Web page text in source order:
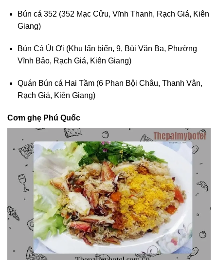
Bún cá 352 (352 Mạc Cửu, Vĩnh Thanh, Rạch Giá, Kiên
Giang)
Bún Cá Út Ơi (Khu lấn biển, 9, Bùi Văn Ba, Phường
Vĩnh Bảo, Rạch Giá, Kiên Giang)
Quán Bún cá Hai Tầm (6 Phan Bội Châu, Thanh Vân,
Rạch Giá, Kiên Giang)
Cơm ghẹ Phú Quốc